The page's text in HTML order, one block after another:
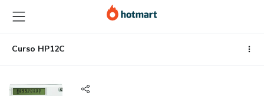
para
o
conteúdo
principal
para
o
pagamento
para
o
rodapé
Curso HP12C